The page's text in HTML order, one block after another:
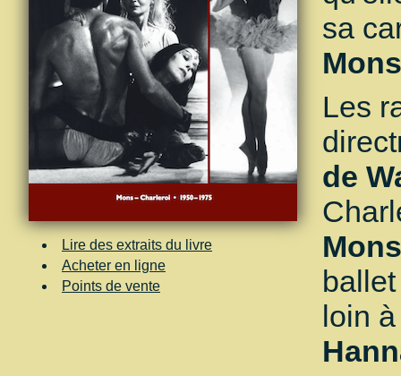
Lire des extraits du livre
Acheter en ligne
Points de vente
sa
Les
de
Mons
loin